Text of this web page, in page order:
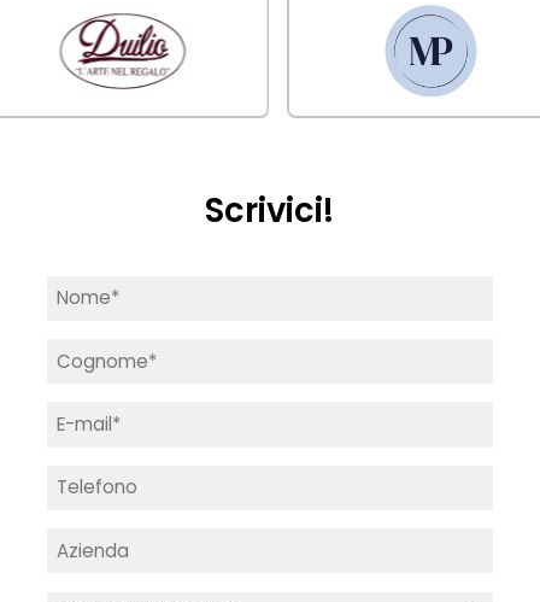
Scrivici!